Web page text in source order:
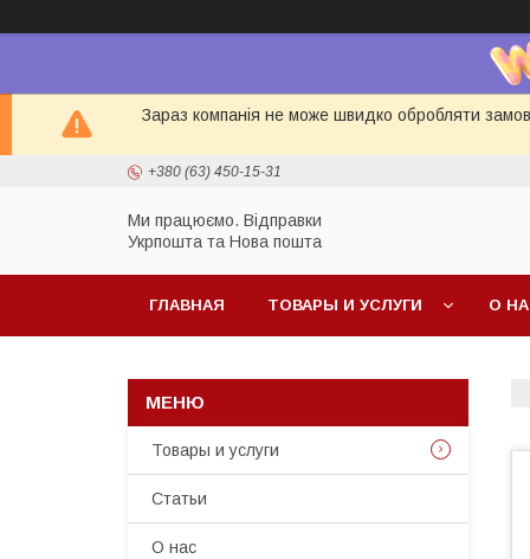
Зараз компанія не може швидко обробляти
+380 (63) 450-15-31
Ми працюємо. Відправки
Укрпошта та Нова пошта
ГЛАВНАЯ ТОВАРЫ И УСЛУГИ О
Товары и услуги
Статьи
О нас